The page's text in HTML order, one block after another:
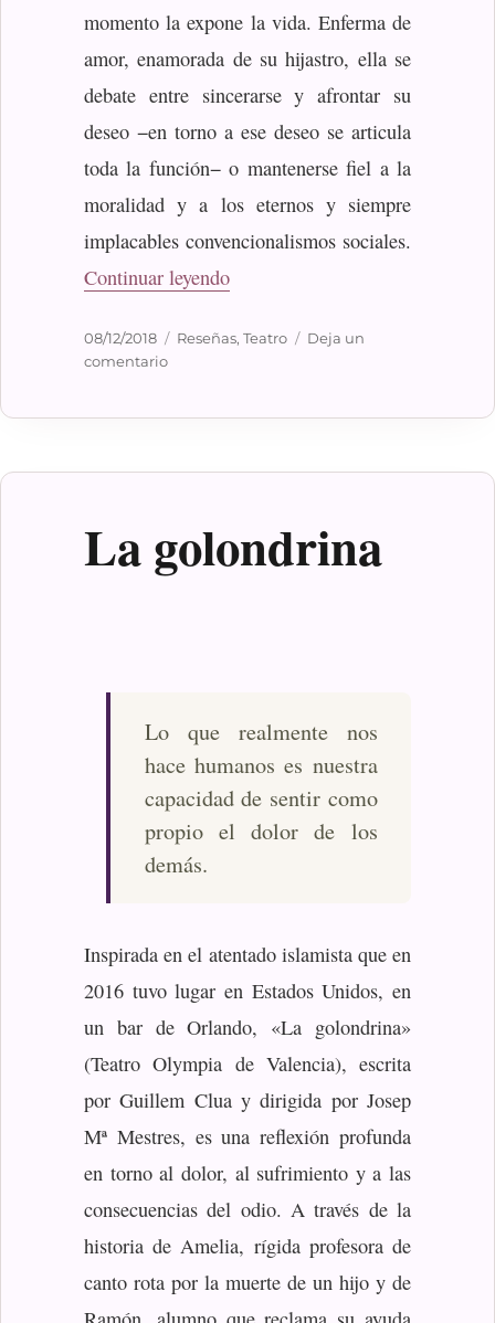
momento la expone la vida. Enferma de
amor, enamorada de su hijastro, ella se
debate entre sincerarse y afrontar su
deseo −en torno a ese deseo se articula
toda la función− o mantenerse fiel a la
moralidad y a los eternos y siempre
implacables convencionalismos sociales.
Continuar leyendo«Fedra»
Publicado
el
08/12/2018 Categorías
Reseñas, Teatro
Deja un
comentarioen
La golondrina
Lo que realmente nos
hace humanos es nuestra
capacidad de sentir como
propio el dolor de los
demás.
Inspirada en el atentado islamista que en
2016 tuvo lugar en Estados Unidos, en
un bar de Orlando, «La golondrina»
(Teatro Olympia de Valencia), escrita
por Guillem Clua y dirigida por Josep
Mª Mestres, es una reflexión profunda
en torno al dolor, al sufrimiento y a las
consecuencias del odio. A través de la
historia de Amelia, rígida profesora de
canto rota por la muerte de un hijo y de